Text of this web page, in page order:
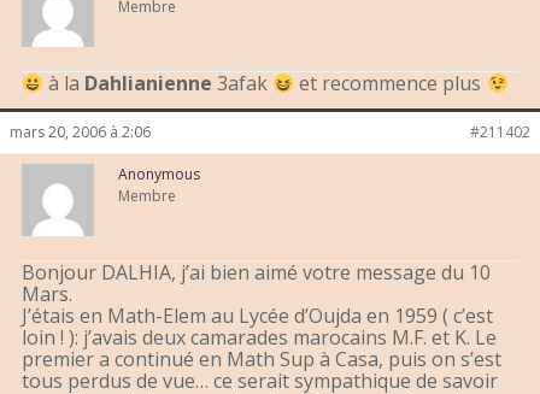
Membre
à la Dahlianienne 3afak et recommence plus
mars 20, 2006 à 2:06 #211402
Anonymous
Membre
Bonjour DALHIA, j’ai bien aimé votre message du 10
Mars.
J’étais en Math-Elem au Lycée d’Oujda en 1959 ( c’est
loin ! ): j’avais deux camarades marocains M.F. et K. Le
premier a continué en Math Sup à Casa, puis on s’est
tous perdus de vue… ce serait sympathique de savoir